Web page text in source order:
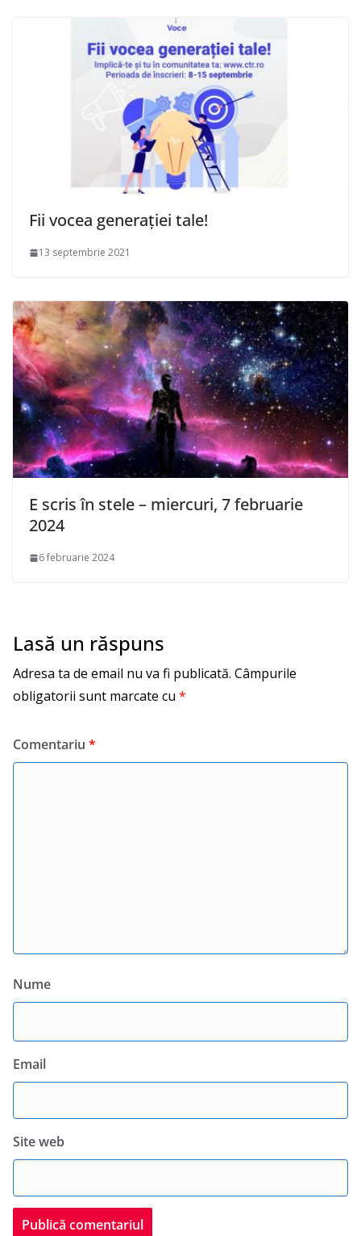
Fii vocea generației tale!
13 septembrie 2021
E scris în stele – miercuri, 7 februarie
2024
6 februarie 2024
Lasă un răspuns
Adresa ta de email nu va fi publicată. Câmpurile
obligatorii sunt marcate cu *
Comentariu *
Nume
Email
Site web